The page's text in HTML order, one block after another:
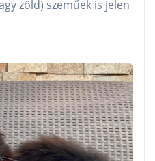
zöld) szeműek is jelen